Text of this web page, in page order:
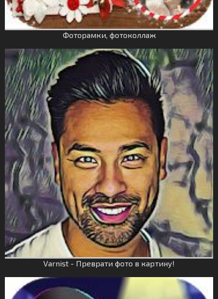
Фоторамки, фотоколлаж
Varnist - Преврати фото в картину!